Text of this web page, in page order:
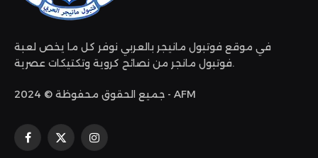
في موقع فوتبول مانيجر بالعربي نوفر كل ما يخص لعبة
فوتبول مانجر من نصائح كروية وتكتيكات عصرية.
جميع الحقوق محفوظة © 2024 - AFM
فيسبوك
X
الانستغرام